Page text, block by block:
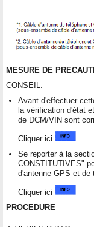
MESURE DE
CONSEIL:
Avant d'effectuer
la vérification d'état
de DCM/VIN sont
Cliquer ici
Se reporter à la
CONSTITUTIVES"
d'antenne GPS et de
Cliquer ici
PROCEDURE